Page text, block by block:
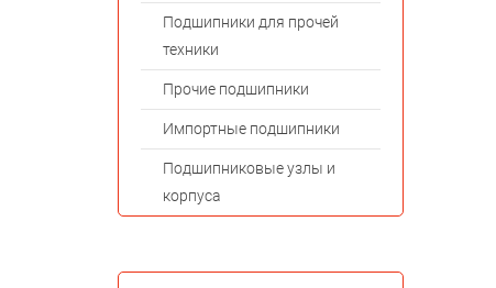
Подшипники для прочей
техники
Прочие подшипники
Импортные подшипники
Подшипниковые узлы и
корпуса